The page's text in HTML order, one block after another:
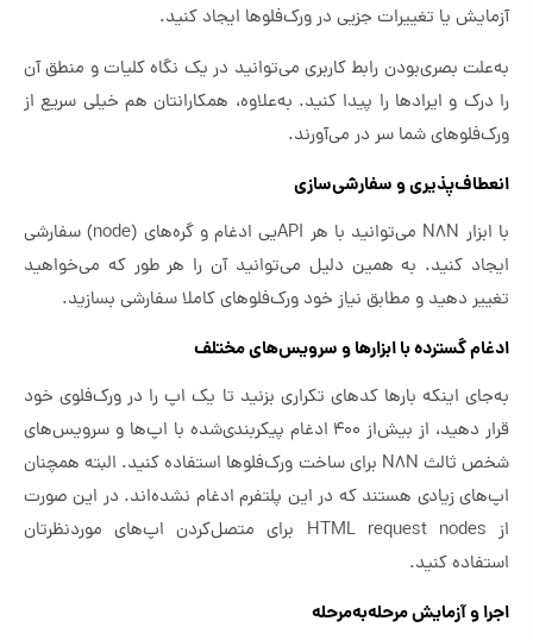
آزمایش یا تغییرات جزیی در ورک‌فلوها ایجاد کنید.
به‌علت بصری‌بودن رابط کاربری می‌توانید در یک نگاه کلیات و منطق آن
را درک و ایرادها را پیدا کنید. به‌علاوه، همکارانتان هم خیلی سریع از
ورک‌فلوهای شما سر در می‌آورند.
انعطاف‌پذیری و سفارشی‌سازی
با ابزار N8N می‌توانید با هر APIیی ادغام و گره‌های (node) سفارشی
ایجاد کنید. به همین دلیل می‌توانید آن را هر طور که می‌خواهید
تغییر دهید و مطابق نیاز خود ورک‌فلوهای کاملا سفارشی بسازید.
ادغام گسترده با ابزارها و سرویس‌های مختلف
به‌جای اینکه بارها کدهای تکراری بزنید تا یک اپ را در ورک‌فلوی خود
قرار دهید، از بیش‌از ۴۰۰ ادغام پیکربندی‌شده با اپ‌ها و سرویس‌های
شخص ثالث N8N برای ساخت ورک‌فلوها استفاده کنید. البته همچنان
اپ‌های زیادی هستند که در این پلتفرم ادغام نشده‌اند. در این صورت
از HTML request nodes برای متصل‌کردن اپ‌های موردنظرتان
استفاده کنید.
اجرا و آزمایش مرحله‌به‌مرحله